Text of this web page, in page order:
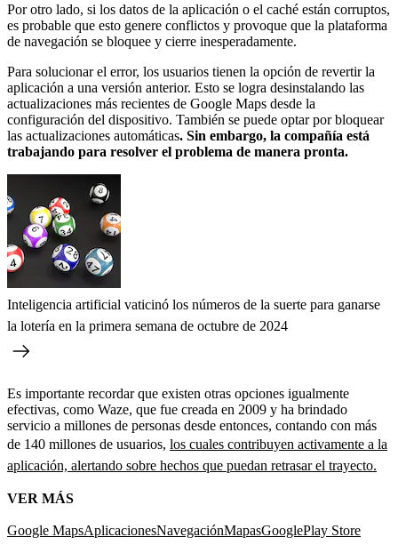
Por otro lado, si los datos de la aplicación o el caché están corruptos,
es probable que esto genere conflictos y provoque que la plataforma
de navegación se bloquee y cierre inesperadamente.
Para solucionar el error, los usuarios tienen la opción de revertir la
aplicación a una versión anterior. Esto se logra desinstalando las
actualizaciones más recientes de Google Maps desde la
configuración del dispositivo. También se puede optar por bloquear
las actualizaciones automáticas. Sin embargo, la compañía está
trabajando para resolver el problema de manera pronta.
Inteligencia artificial vaticinó los números de la suerte para ganarse
la lotería en la primera semana de octubre de 2024
Es importante recordar que existen otras opciones igualmente
efectivas, como Waze, que fue creada en 2009 y ha brindado
servicio a millones de personas desde entonces, contando con más
de 140 millones de usuarios, los cuales contribuyen activamente a la
aplicación, alertando sobre hechos que puedan retrasar el trayecto.
VER MÁS
Google MapsAplicacionesNavegaciónMapasGooglePlay Store